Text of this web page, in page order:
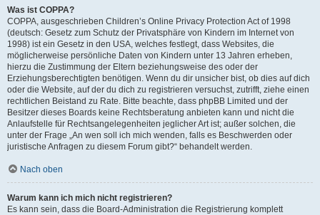
Was ist COPPA?
COPPA, ausgeschrieben Children’s Online Privacy Protection Act of 1998
(deutsch: Gesetz zum Schutz der Privatsphäre von Kindern im Internet von
1998) ist ein Gesetz in den USA, welches festlegt, dass Websites, die
möglicherweise persönliche Daten von Kindern unter 13 Jahren erheben,
hierzu die Zustimmung der Eltern beziehungsweise des oder der
Erziehungsberechtigten benötigen. Wenn du dir unsicher bist, ob dies auf dich
oder die Website, auf der du dich zu registrieren versuchst, zutrifft, ziehe einen
rechtlichen Beistand zu Rate. Bitte beachte, dass phpBB Limited und der
Besitzer dieses Boards keine Rechtsberatung anbieten kann und nicht die
Anlaufstelle für Rechtsangelegenheiten jeglicher Art ist; außer solchen, die
unter der Frage „An wen soll ich mich wenden, falls es Beschwerden oder
juristische Anfragen zu diesem Forum gibt?“ behandelt werden.
Nach oben
Warum kann ich mich nicht registrieren?
Es kann sein, dass die Board-Administration die Registrierung komplett